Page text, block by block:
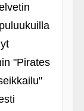
"Pirates